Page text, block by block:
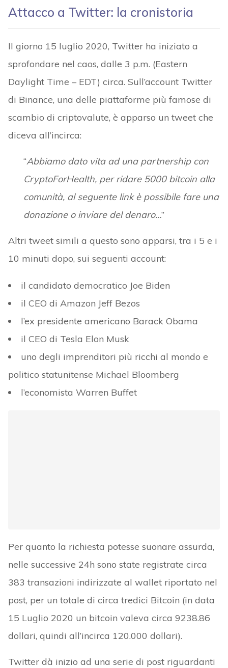
Attacco a Twitter: la cronistoria
Il giorno 15 luglio 2020, Twitter ha iniziato a
sprofondare nel caos, dalle 3 p.m. (Eastern
Daylight Time – EDT) circa. Sull’account Twitter
di Binance, una delle piattaforme più famose di
scambio di criptovalute, è apparso un tweet che
diceva all’incirca:
“Abbiamo dato vita ad una partnership con
CryptoForHealth, per ridare 5000 bitcoin alla
comunità, al seguente link è possibile fare una
donazione o inviare del denaro…”
Altri tweet simili a questo sono apparsi, tra i 5 e i
10 minuti dopo, sui seguenti account:
il candidato democratico Joe Biden
il CEO di Amazon Jeff Bezos
l’ex presidente americano Barack Obama
il CEO di Tesla Elon Musk
uno degli imprenditori più ricchi al mondo e
politico statunitense Michael Bloomberg
l’economista Warren Buffet
Per quanto la richiesta potesse suonare assurda,
nelle successive 24h sono state registrate circa
383 transazioni indirizzate al wallet riportato nel
post, per un totale di circa tredici Bitcoin (in data
15 Luglio 2020 un bitcoin valeva circa 9238.86
dollari, quindi all’incirca 120.000 dollari).
Twitter dà inizio ad una serie di post riguardanti